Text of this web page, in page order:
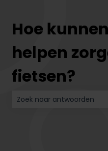
Hoe
helpen
fietsen?